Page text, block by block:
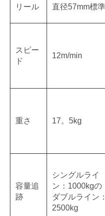
リール 直径57mm標準
スピー
ド
12m/min
重さ 17。5kg
容量追
跡
シングルライ
ン：1000kgの
ダブルライン：
2500kg